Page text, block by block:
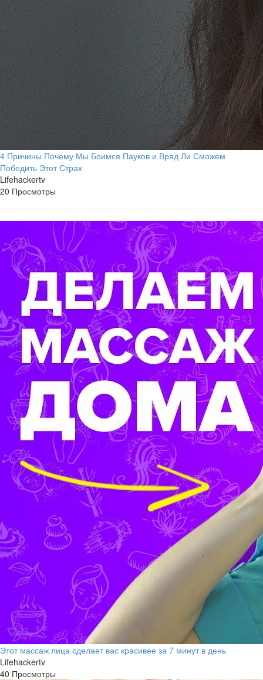
4 Причины Почему Мы Боимся Пауков и Вряд Ли Сможем
Победить Этот Страх
Lifehackertv
20 Просмотры
Этот массаж лица сделает вас красивее за 7 минут в день
Lifehackertv
40 Просмотры